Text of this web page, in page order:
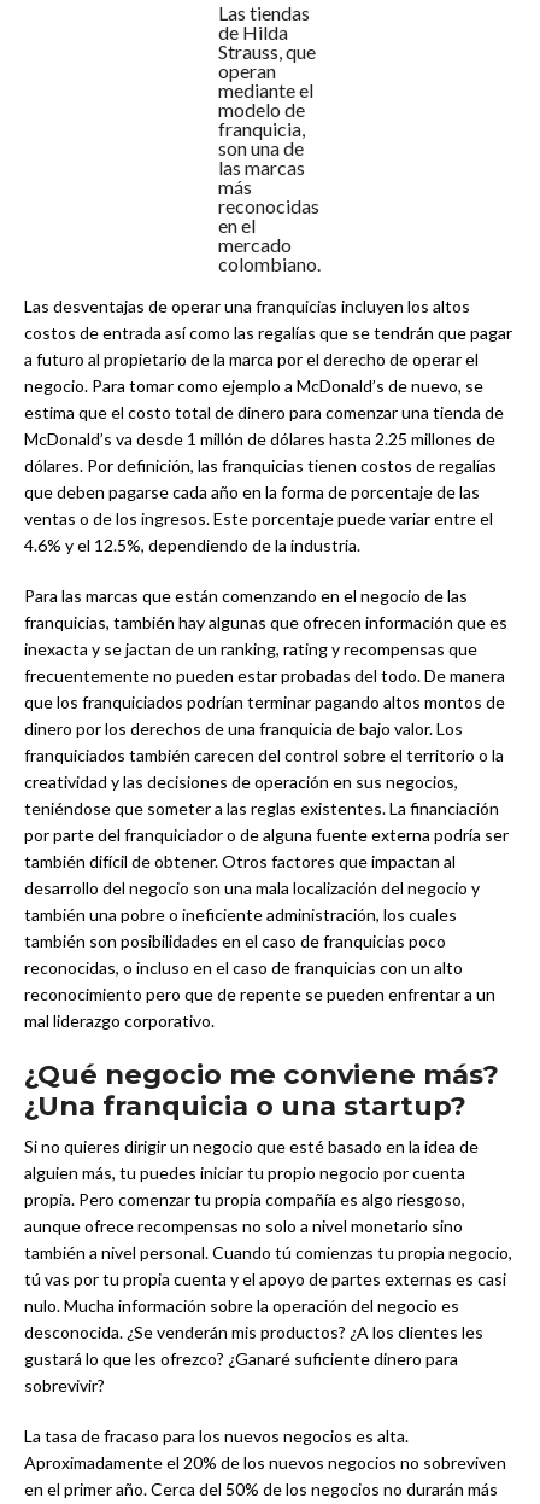
Las tiendas
de Hilda
Strauss, que
operan
mediante el
modelo de
franquicia,
son una de
las marcas
más
reconocidas
en el
mercado
colombiano.
Las desventajas de operar una franquicias incluyen los altos
costos de entrada así como las regalías que se tendrán que pagar
a futuro al propietario de la marca por el derecho de operar el
negocio. Para tomar como ejemplo a McDonald’s de nuevo, se
estima que el costo total de dinero para comenzar una tienda de
McDonald’s va desde 1 millón de dólares hasta 2.25 millones de
dólares. Por definición, las franquicias tienen costos de regalías
que deben pagarse cada año en la forma de porcentaje de las
ventas o de los ingresos. Este porcentaje puede variar entre el
4.6% y el 12.5%, dependiendo de la industria.
Para las marcas que están comenzando en el negocio de las
franquicias, también hay algunas que ofrecen información que es
inexacta y se jactan de un ranking, rating y recompensas que
frecuentemente no pueden estar probadas del todo. De manera
que los franquiciados podrían terminar pagando altos montos de
dinero por los derechos de una franquicia de bajo valor. Los
franquiciados también carecen del control sobre el territorio o la
creatividad y las decisiones de operación en sus negocios,
teniéndose que someter a las reglas existentes. La financiación
por parte del franquiciador o de alguna fuente externa podría ser
también difícil de obtener. Otros factores que impactan al
desarrollo del negocio son una mala localización del negocio y
también una pobre o ineficiente administración, los cuales
también son posibilidades en el caso de franquicias poco
reconocidas, o incluso en el caso de franquicias con un alto
reconocimiento pero que de repente se pueden enfrentar a un
mal liderazgo corporativo.
¿Qué negocio me conviene más?
¿Una franquicia o una startup?
Si no quieres dirigir un negocio que esté basado en la idea de
alguien más, tu puedes iniciar tu propio negocio por cuenta
propia. Pero comenzar tu propia compañía es algo riesgoso,
aunque ofrece recompensas no solo a nivel monetario sino
también a nivel personal. Cuando tú comienzas tu propia negocio,
tú vas por tu propia cuenta y el apoyo de partes externas es casi
nulo. Mucha información sobre la operación del negocio es
desconocida. ¿Se venderán mis productos? ¿A los clientes les
gustará lo que les ofrezco? ¿Ganaré suficiente dinero para
sobrevivir?
La tasa de fracaso para los nuevos negocios es alta.
Aproximadamente el 20% de los nuevos negocios no sobreviven
en el primer año. Cerca del 50% de los negocios no durarán más